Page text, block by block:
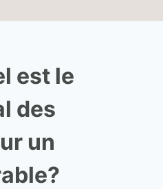
est le
des
un